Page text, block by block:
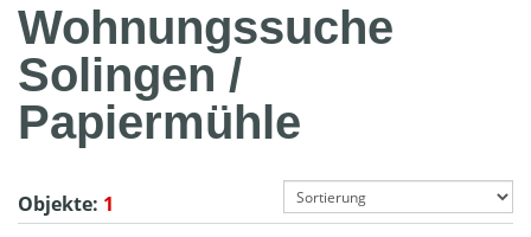
Wohnungssuche
Solingen /
Papiermühle
Objekte: 1